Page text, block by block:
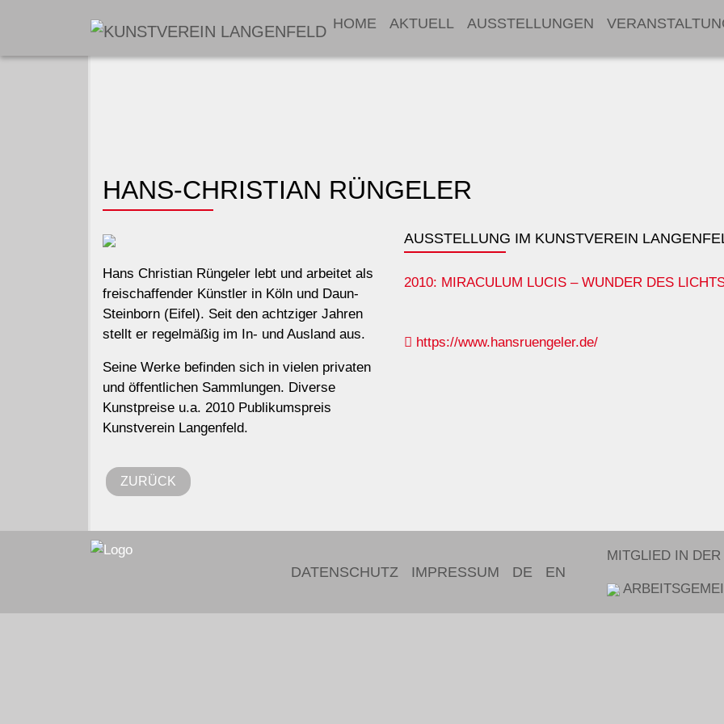
HOME AKTUELL AUSSTELLUNGEN
HANS-CHRISTIAN RÜNGELER
Hans Christian Rüngeler lebt und arbeitet als
freischaffender Künstler in Köln und Daun-
Steinborn (Eifel). Seit den achtziger Jahren
stellt er regelmäßig im In- und Ausland aus.
Seine Werke befinden sich in vielen privaten
und öffentlichen Sammlungen. Diverse
Kunstpreise u.a. 2010 Publikumspreis
Kunstverein Langenfeld.
AUSSTELLUNG IM KUNSTVEREIN
2010: MIRACULUM LUCIS – WUNDER DES
https://www.hansruengeler.de/
ZURÜCK
DATENSCHUTZ IMPRESSUM DE EN
MITGLIED IN DER